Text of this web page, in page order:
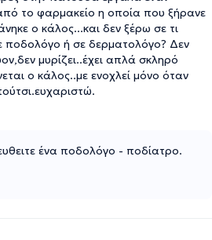
το φαρμακείο η οποία που ξήρανε
ο κάλος...και δεν ξέρω σε τι
ποδολόγο ή σε δερματολόγο? Δεν
μυρίζει..έχει απλά σκληρό
ο κάλος..με ενοχλεί μόνο όταν
ένα ποδολόγο - ποδίατρο.